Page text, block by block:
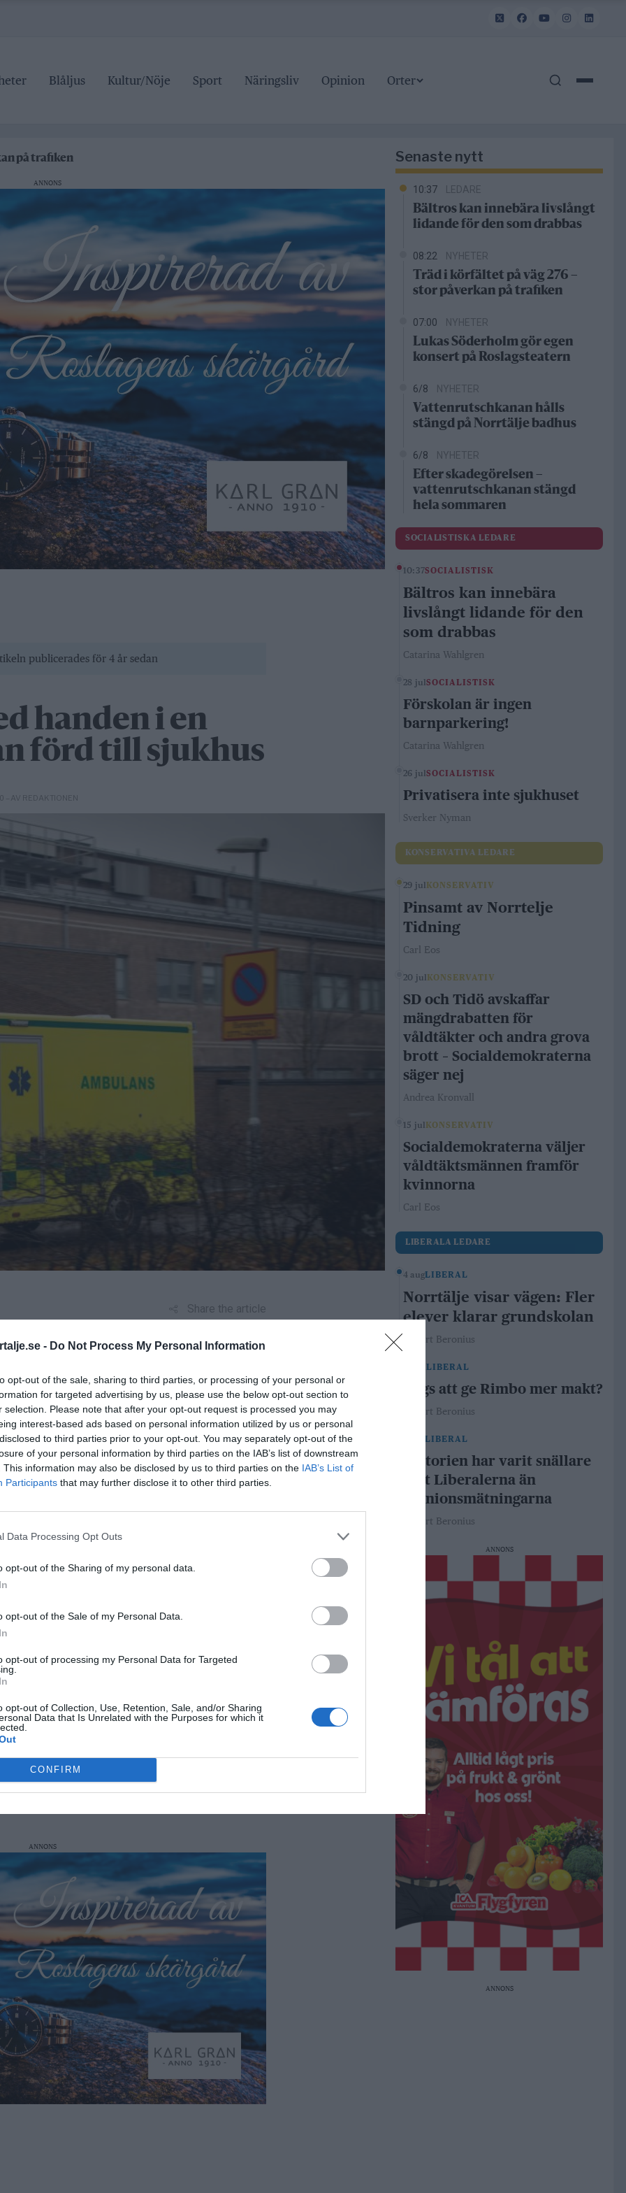
- Do Not Process My Personal Information
opt-out of the sale, sharing to third parties, or processing of your personal or
for targeted advertising by us, please use the below opt-out section to
selection. Please note that after your opt-out request is processed you may
interest-based ads based on personal information utilized by us or personal
to third parties prior to your opt-out. You may separately opt-out of the
of your personal information by third parties on the IAB’s list of downstream
This information may also be disclosed by us to third parties on the IAB’s List of
Participants that may further disclose it to other third parties.
Data Processing Opt Outs
opt-out of the Sharing of my personal data.
opt-out of the Sale of my Personal Data.
opt-out of processing my Personal Data for Targeted
opt-out of Collection, Use, Retention, Sale, and/or Sharing
Data that Is Unrelated with the Purposes for which it
CONFIRM
Blåljus Kultur/Nöje Sport Näringsliv Opinion Orter
stängd hela sommaren
badhus
den som drabbas
ANNONS
publicerades för 4 år sedan
handen i en
förd till sjukhus
– AV REDAKTIONEN
Share the article
ANNONS
en man till sjukhus efter att ha fastnat med ena
på en arbetsplats och efter att polisen hört
avseende arbetsmiljöbrott och vållande till
hemsida.
ANNONS
Senaste nytt
10:37 LEDARE
Bältros kan innebära livslångt
lidande för den som drabbas
08:22 NYHETER
Träd i körfältet på väg 276 –
stor påverkan på trafiken
07:00 NYHETER
Lukas Söderholm gör egen
konsert på Roslagsteatern
6/8 NYHETER
Vattenrutschkanan hålls
stängd på Norrtälje badhus
6/8 NYHETER
Efter skadegörelsen –
vattenrutschkanan stängd
hela sommaren
SOCIALISTISKA LEDARE
10:37SOCIALISTISK
Bältros kan innebära
livslångt lidande för den
som drabbas
Catarina Wahlgren
28 julSOCIALISTISK
Förskolan är ingen
barnparkering!
Catarina Wahlgren
26 julSOCIALISTISK
Privatisera inte sjukhuset
Sverker Nyman
KONSERVATIVA LEDARE
29 jul KONSERVATIV
Pinsamt av Norrtelje
Tidning
Carl Eos
20 jul KONSERVATIV
SD och Tidö avskaffar
mängdrabatten för
våldtäkter och andra grova
brott – Socialdemokraterna
säger nej
Andrea Kronvall
15 jul KONSERVATIV
Socialdemokraterna väljer
våldtäktsmännen framför
kvinnorna
Carl Eos
LIBERALA LEDARE
4 augLIBERAL
Norrtälje visar vägen: Fler
elever klarar grundskolan
Robert Beronius
29 julLIBERAL
Dags att ge Rimbo mer makt?
Robert Beronius
LIBERAL
Historien har varit snällare
mot Liberalerna än
opinionsmätningarna
Robert Beronius
ANNONS
ANNONS